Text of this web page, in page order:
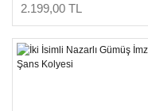
2.199,00 TL